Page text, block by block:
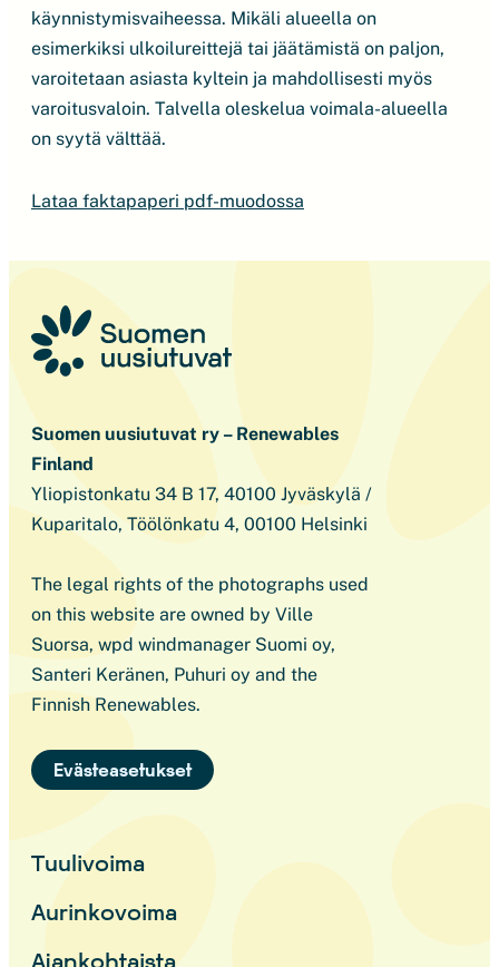
käynnistymisvaiheessa. Mikäli alueella on
esimerkiksi ulkoilureittejä tai jäätämistä on paljon,
varoitetaan asiasta kyltein ja mahdollisesti myös
varoitusvaloin. Talvella oleskelua voimala-alueella
on syytä välttää.
Lataa faktapaperi pdf-muodossa
Suomen uusiutuvat ry – Renewables
Finland
Yliopistonkatu 34 B 17, 40100 Jyväskylä /
Kuparitalo, Töölönkatu 4, 00100 Helsinki
The legal rights of the photographs used
on this website are owned by Ville
Suorsa, wpd windmanager Suomi oy,
Santeri Keränen, Puhuri oy and the
Finnish Renewables.
Evästeasetukset
Tuulivoima
Aurinkovoima
Ajankohtaista